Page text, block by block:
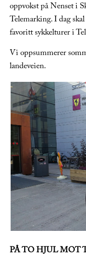
oppvokst på Nenset i
Telemarking. I dag
favoritt sykkelturer i
Vi oppsummerer
landeveien.
PÅ TO HJUL MOT